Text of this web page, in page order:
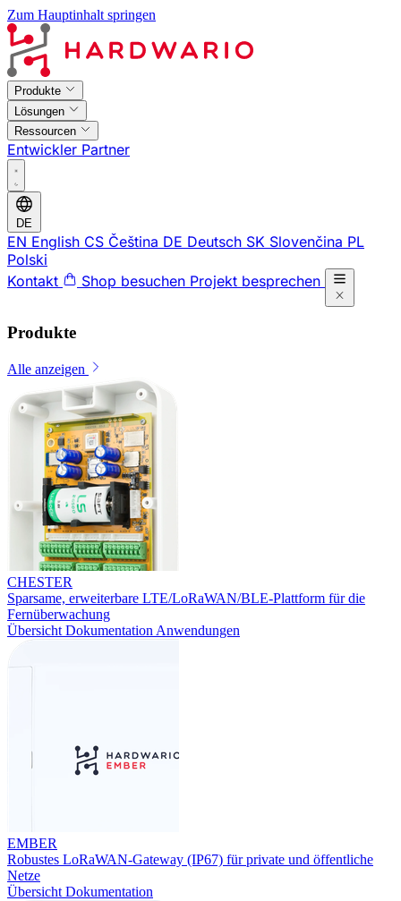
Zum Hauptinhalt springen
Produkte
Lösungen
Ressourcen
Entwickler Partner
DE
EN English CS Čeština DE Deutsch SK Slovenčina PL
Polski
Kontakt
Shop besuchen Projekt besprechen
Produkte
Alle anzeigen
CHESTER
Sparsame, erweiterbare LTE/LoRaWAN/BLE-Plattform für die
Fernüberwachung
Übersicht Dokumentation Anwendungen
EMBER
Robustes LoRaWAN-Gateway (IP67) für private und öffentliche
Netze
Übersicht Dokumentation